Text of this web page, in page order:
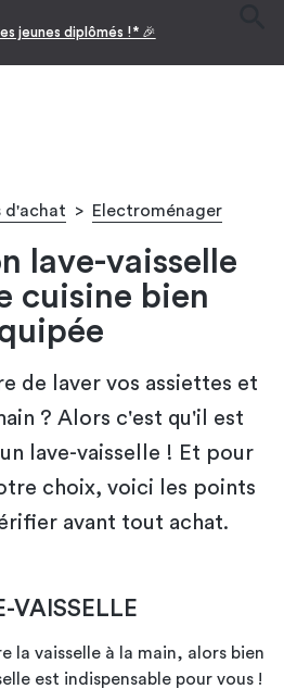
jeunes diplômés !* 🎉
d'achat > Electroménager
lave-vaisselle
cuisine bien
de laver vos assiettes et
? Alors c'est qu'il est
lave-vaisselle ! Et pour
choix, voici les points
avant tout achat.
VAISSELLE
la vaisselle à la main, alors bien
est indispensable pour vous !